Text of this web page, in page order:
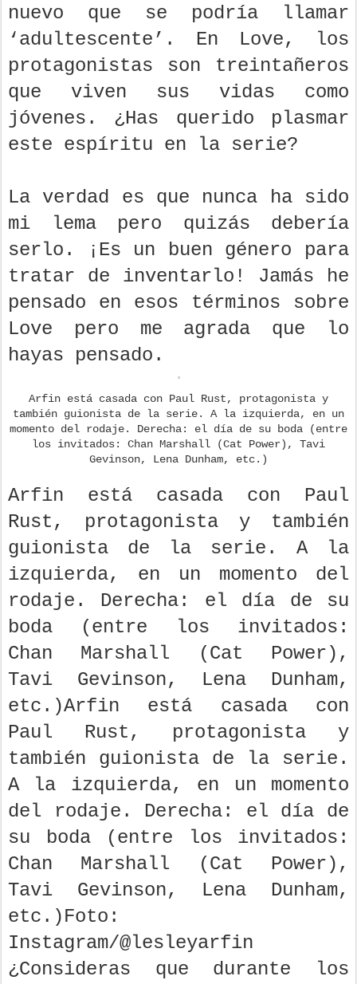
nuevo que se podría llamar
‘adultescente’. En Love, los
protagonistas son treintañeros
que viven sus vidas como
jóvenes. ¿Has querido plasmar
este espíritu en la serie?
La verdad es que nunca ha sido
mi lema pero quizás debería
serlo. ¡Es un buen género para
tratar de inventarlo! Jamás he
pensado en esos términos sobre
Love pero me agrada que lo
hayas pensado.
Arfin está casada con Paul Rust, protagonista y
también guionista de la serie. A la izquierda, en un
momento del rodaje. Derecha: el día de su boda (entre
los invitados: Chan Marshall (Cat Power), Tavi
Gevinson, Lena Dunham, etc.)
Arfin está casada con Paul
Rust, protagonista y también
guionista de la serie. A la
izquierda, en un momento del
rodaje. Derecha: el día de su
boda (entre los invitados:
Chan Marshall (Cat Power),
Tavi Gevinson, Lena Dunham,
etc.)Arfin está casada con
Paul Rust, protagonista y
también guionista de la serie.
A la izquierda, en un momento
del rodaje. Derecha: el día de
su boda (entre los invitados:
Chan Marshall (Cat Power),
Tavi Gevinson, Lena Dunham,
etc.)Foto:
Instagram/@lesleyarfin
¿Consideras que durante los